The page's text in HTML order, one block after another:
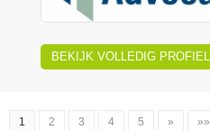
BEKIJK VOLLEDIG PROFIEL
1 2 3 4 5 » »»